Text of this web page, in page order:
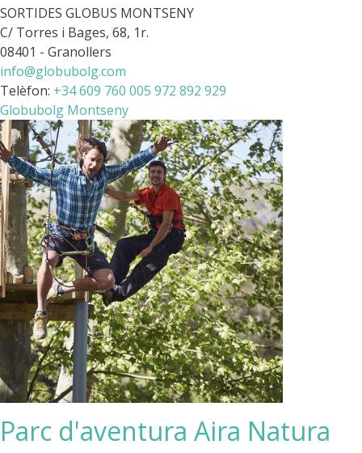
SORTIDES GLOBUS MONTSENY
C/ Torres i Bages, 68, 1r.
08401 - Granollers
info@globubolg.com
Telèfon: +34 609 760 005 972 892 929
Globubolg Montseny
Parc d'aventura Aira Natura